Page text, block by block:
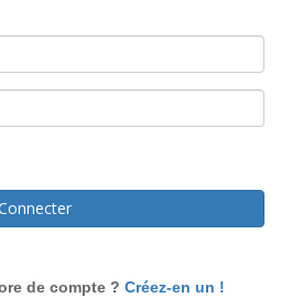
de compte ? Créez-en un !